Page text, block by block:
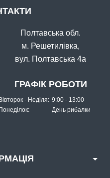
FF-22 №11
Полтавська обл.
м. Решетилівка,
вул. Полтавська 4а
ГРАФІК РОБОТИ
Вівторок - Неділя: 9:00 - 13:00
Понеділок:
День рибалки